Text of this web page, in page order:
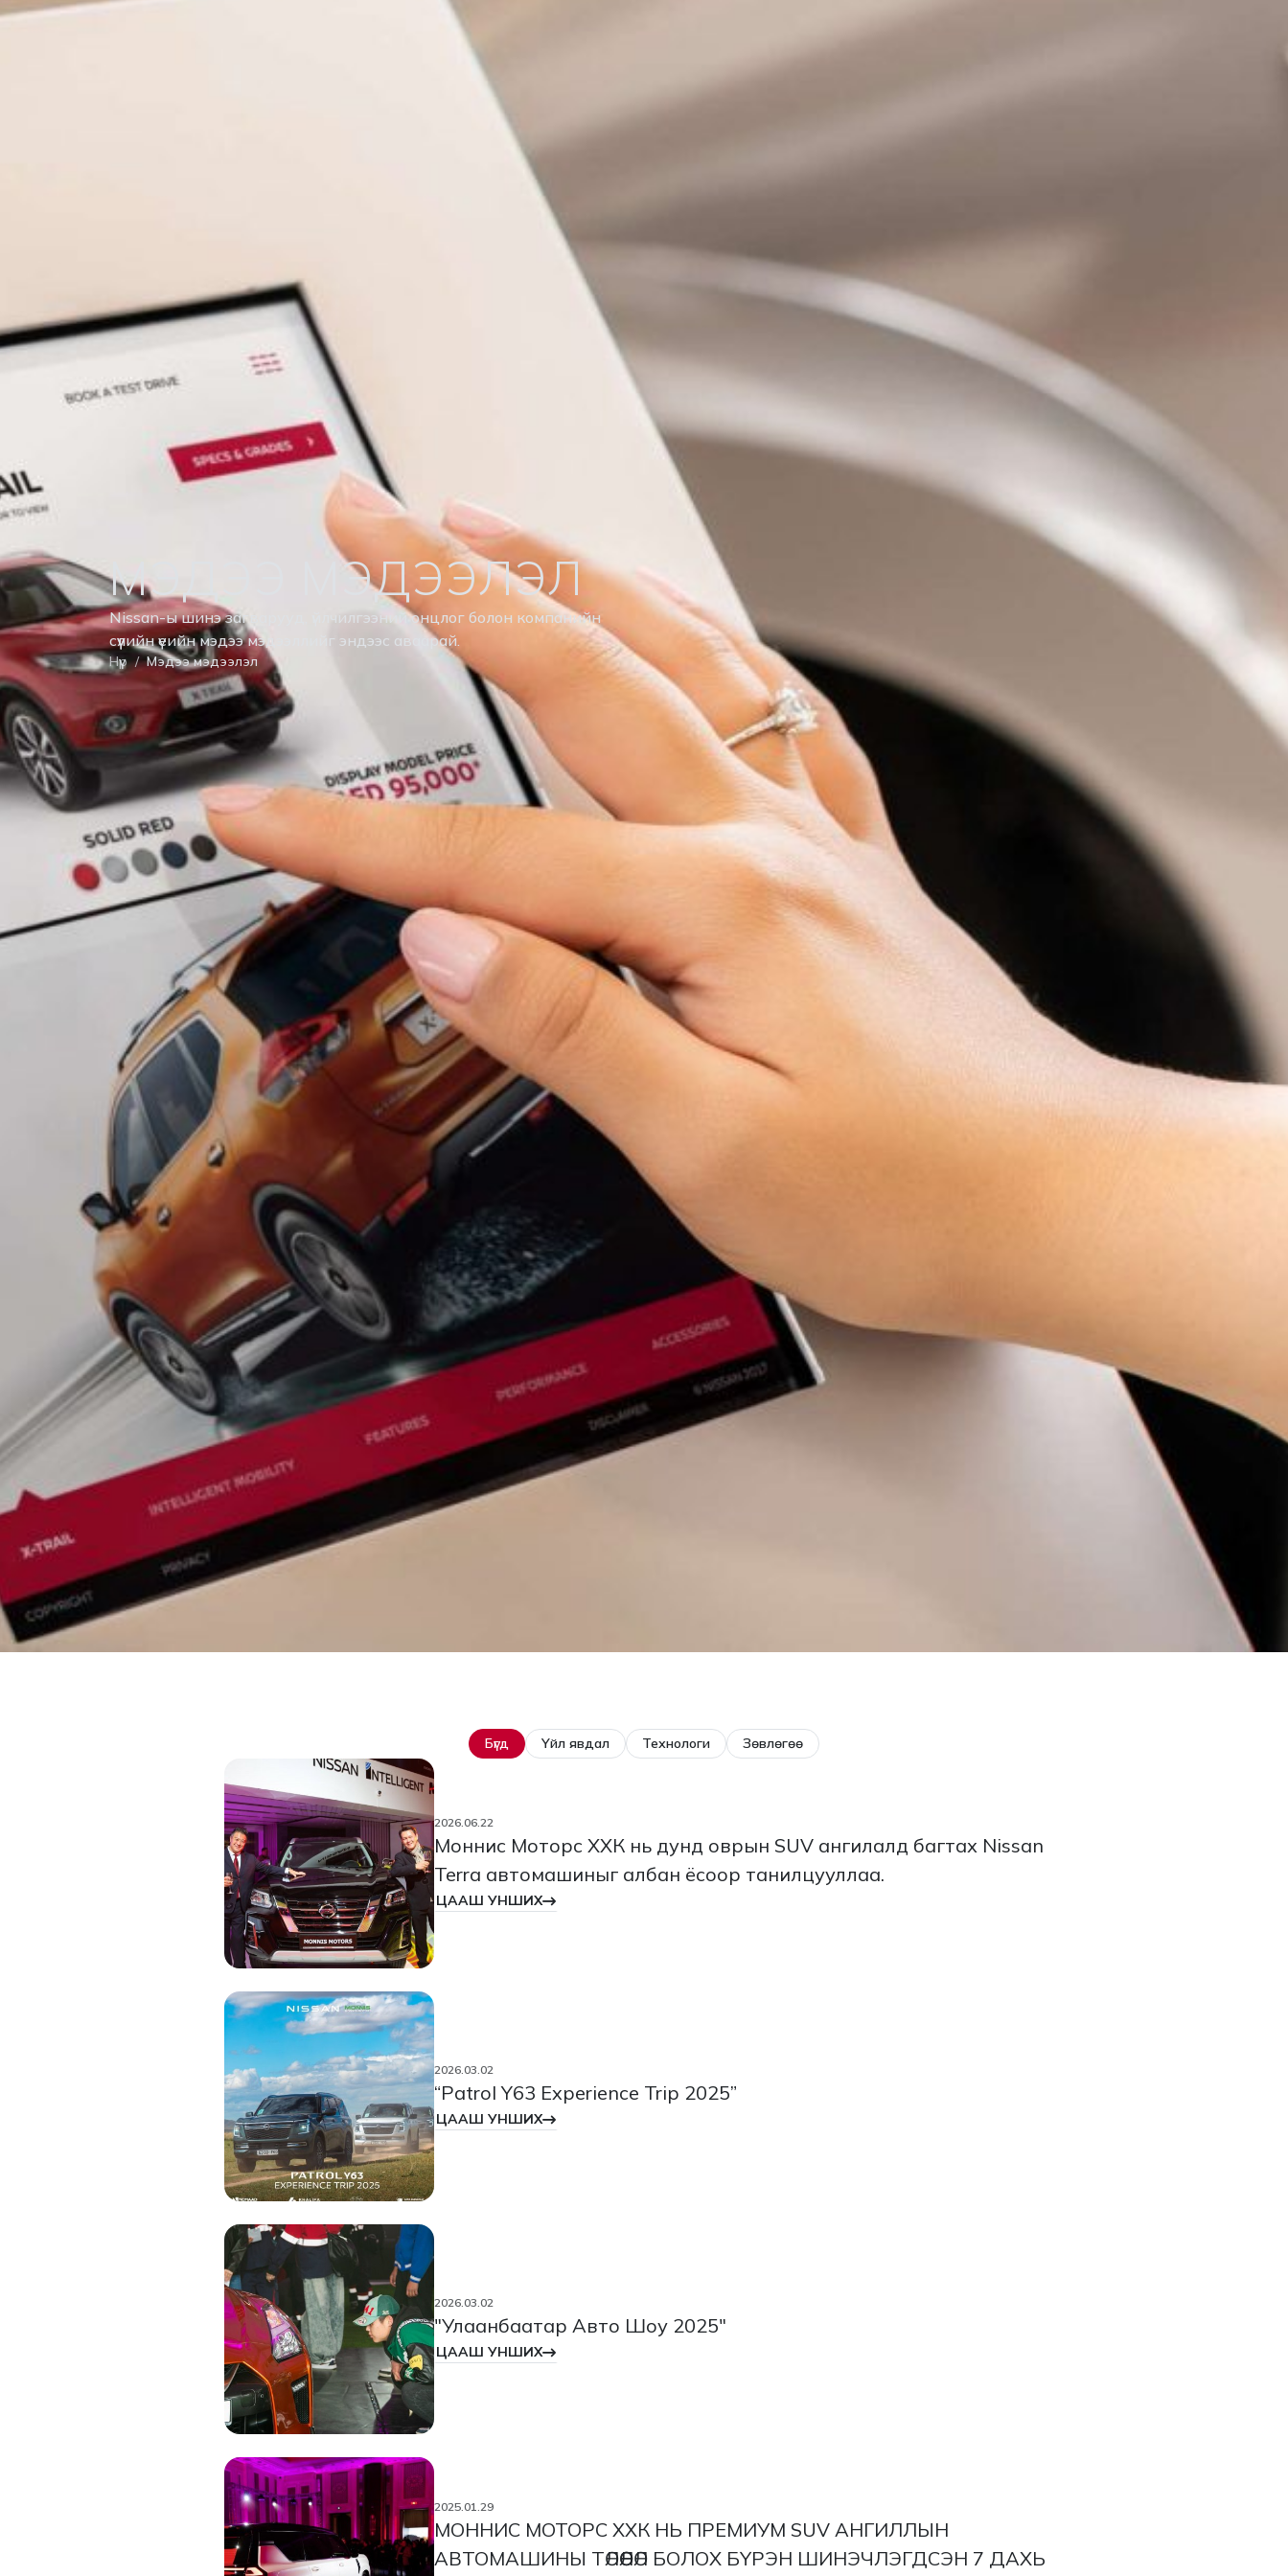
МЭДЭЭ МЭДЭЭЛЭЛ
Nissan-ы шинэ загварууд, үйлчилгээний онцлог болон компанийн
сүүлийн үеийн мэдээ мэдээллийг эндээс аваарай.
Нүүр Мэдээ мэдээлэл
Бүгд Үйл явдал Технологи Зөвлөгөө
2026.06.22
Моннис Моторс ХХК нь дунд оврын SUV ангилалд багтах Nissan
Terra автомашиныг албан ёсоор танилцууллаа.
ЦААШ УНШИХ
2026.03.02
“Patrol Y63 Experience Trip 2025”
ЦААШ УНШИХ
2026.03.02
"Улаанбаатар Авто Шоу 2025"
ЦААШ УНШИХ
2025.01.29
МОННИС МОТОРС ХХК НЬ ПРЕМИУМ SUV АНГИЛЛЫН
АВТОМАШИНЫ ТӨЛӨӨЛӨЛ БОЛОХ БҮРЭН ШИНЭЧЛЭГДСЭН 7 ДАХЬ